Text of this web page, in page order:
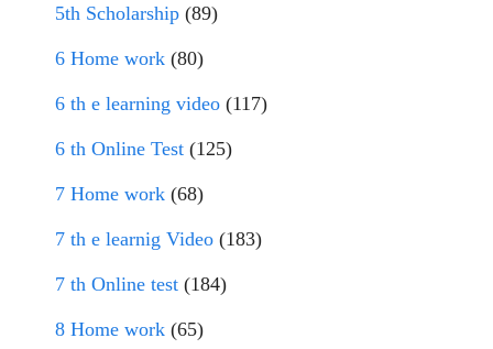
5th Scholarship (89)
6 Home work (80)
6 th e learning video (117)
6 th Online Test (125)
7 Home work (68)
7 th e learnig Video (183)
7 th Online test (184)
8 Home work (65)